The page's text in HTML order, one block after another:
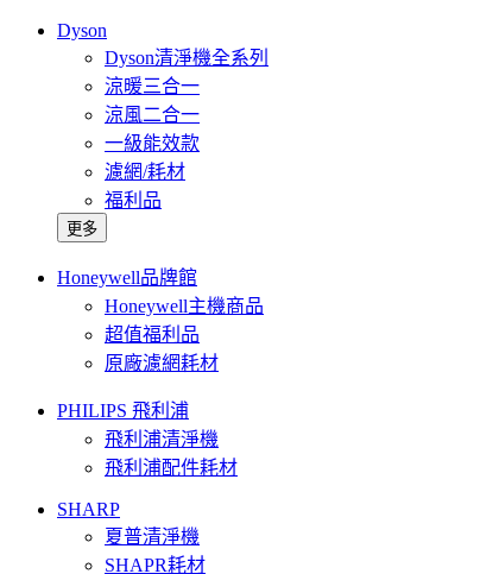
Dyson
Dyson清淨機全系列
涼暖三合一
涼風二合一
一級能效款
濾網/耗材
福利品
更多
Honeywell品牌館
Honeywell主機商品
超值福利品
原廠濾網耗材
PHILIPS 飛利浦
飛利浦清淨機
飛利浦配件耗材
SHARP
夏普清淨機
SHAPR耗材